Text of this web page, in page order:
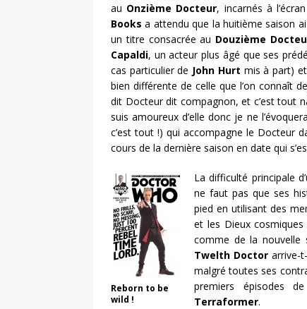
au Onzième Docteur, incarnés à
Books a attendu que la huitième saison
un titre consacrée au Douzième
Capaldi, un acteur plus âgé que ses
cas particulier de John Hurt mis à part)
bien différente de celle que l’on connaît
dit Docteur dit compagnon, et c’est tout
suis amoureux d’elle donc je ne
c’est tout !) qui accompagne le Docteur
cours de la dernière saison en date qui
Reborn to be
wild !
La difficulté principale
ne faut pas que ses
pied en utilisant des
et les Dieux cosmiques
comme de la nouvelle
Twelth Doctorarrive-
malgré toutes ses
premiers épisodes
Terraformer.